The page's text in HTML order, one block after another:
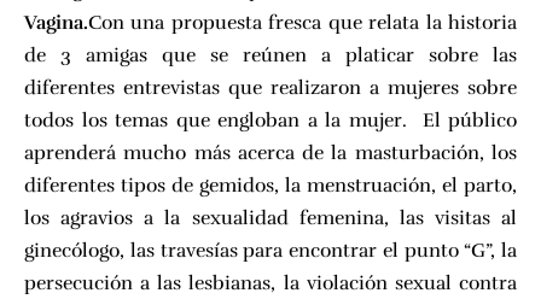
Vagina.Con una propuesta fresca que relata la historia
de 3 amigas que se reúnen a platicar sobre las
diferentes entrevistas que realizaron a mujeres sobre
todos los temas que engloban a la mujer. El público
aprenderá mucho más acerca de la masturbación, los
diferentes tipos de gemidos, la menstruación, el parto,
los agravios a la sexualidad femenina, las visitas al
ginecólogo, las travesías para encontrar el punto “G”, la
persecución a las lesbianas, la violación sexual contra